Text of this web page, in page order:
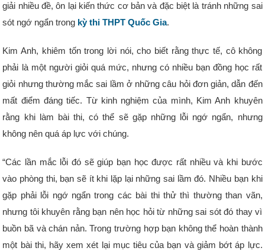
giải nhiều đề, ôn lại kiến thức cơ bản và đặc biệt là tránh những sai
sót ngớ ngẩn trong kỳ thi THPT Quốc Gia.
Kim Anh, khiêm tốn trong lời nói, cho biết rằng thực tế, cô không
phải là một người giỏi quá mức, nhưng có nhiều bạn đồng học rất
giỏi nhưng thường mắc sai lầm ở những câu hỏi đơn giản, dẫn đến
mất điểm đáng tiếc. Từ kinh nghiệm của mình, Kim Anh khuyên
rằng khi làm bài thi, có thể sẽ gặp những lỗi ngớ ngẩn, nhưng
không nên quá áp lực với chúng.
“Các lần mắc lỗi đó sẽ giúp bạn học được rất nhiều và khi bước
vào phòng thi, bạn sẽ ít khi lặp lại những sai lầm đó. Nhiều bạn khi
gặp phải lỗi ngớ ngẩn trong các bài thi thử thì thường than vãn,
nhưng tôi khuyên rằng bạn nên học hỏi từ những sai sót đó thay vì
buồn bã và chán nản. Trong trường hợp bạn không thể hoàn thành
một bài thi, hãy xem xét lại mục tiêu của bạn và giảm bớt áp lực.